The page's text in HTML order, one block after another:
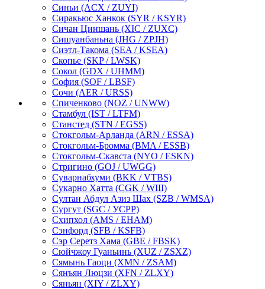
Синьи (ACX / ZUYI)
Сиракьюс Ханкок (SYR / KSYR)
Сичан Циншань (XIC / ZUXC)
Сишуанбаньна (JHG / ZPJH)
Сиэтл-Такома (SEA / KSEA)
Скопье (SKP / LWSK)
Сокол (GDX / UHMM)
София (SOF / LBSF)
Сочи (AER / URSS)
Спиченково (NOZ / UNWW)
Стамбул (IST / LTFM)
Станстед (STN / EGSS)
Стокгольм-Арланда (ARN / ESSA)
Стокгольм-Бромма (BMA / ESSB)
Стокгольм-Скавста (NYO / ESKN)
Стригино (GOJ / UWGG)
Суварнабхуми (BKK / VTBS)
Сукарно Хатта (CGK / WIII)
Султан Абдул Азиз Шах (SZB / WMSA)
Сургут (SGC / УСРР)
Схипхол (AMS / EHAM)
Сэнфорд (SFB / KSFB)
Сэр Серетз Хама (GBE / FBSK)
Сюйчжоу Гуаньинь (XUZ / ZSXZ)
Сямынь Гаоци (XMN / ZSAM)
Сянъян Люцзи (XFN / ZLXY)
Сяньян (XIY / ZLXY)